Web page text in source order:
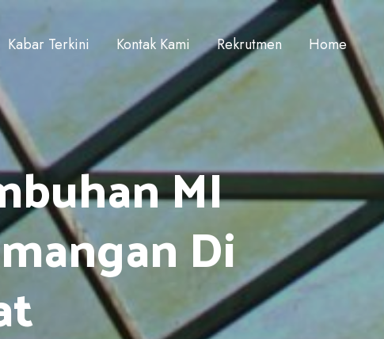
Kabar Terkini Kontak Kami Rekrutmen Home
MI
Di